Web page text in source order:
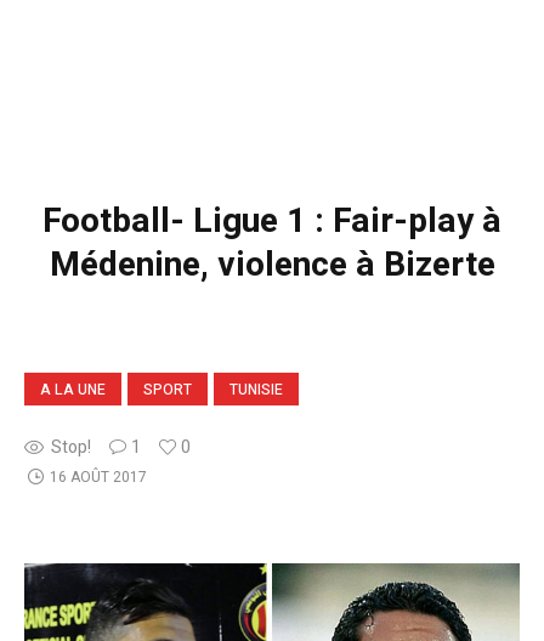
Football- Ligue 1 : Fair-play à
Médenine, violence à Bizerte
A LA UNE SPORT TUNISIE
Stop! 1 0
16 AOÛT 2017